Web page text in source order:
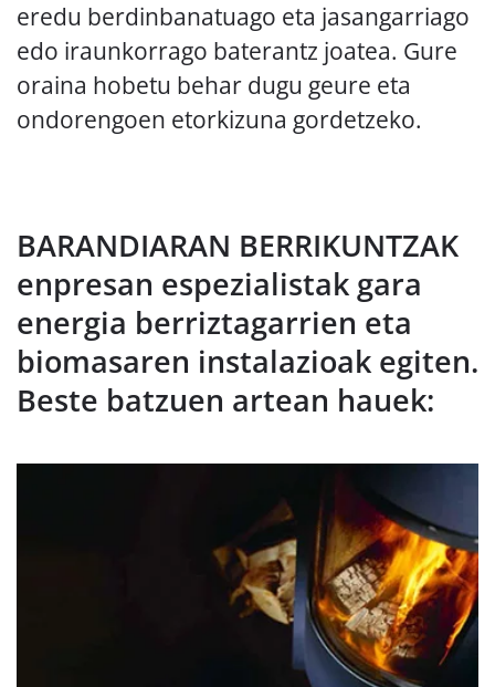
eredu berdinbanatuago eta jasangarriago
edo iraunkorrago baterantz joatea. Gure
oraina hobetu behar dugu geure eta
ondorengoen etorkizuna gordetzeko.
BARANDIARAN BERRIKUNTZAK
enpresan espezialistak gara
energia berriztagarrien eta
biomasaren instalazioak egiten.
Beste batzuen artean hauek: